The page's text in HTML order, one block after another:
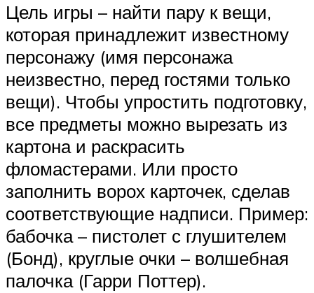
Цель игры – найти пару к вещи,
которая принадлежит известному
персонажу (имя персонажа
неизвестно, перед гостями только
вещи). Чтобы упростить подготовку,
все предметы можно вырезать из
картона и раскрасить
фломастерами. Или просто
заполнить ворох карточек, сделав
соответствующие надписи. Пример:
бабочка – пистолет с глушителем
(Бонд), круглые очки – волшебная
палочка (Гарри Поттер).